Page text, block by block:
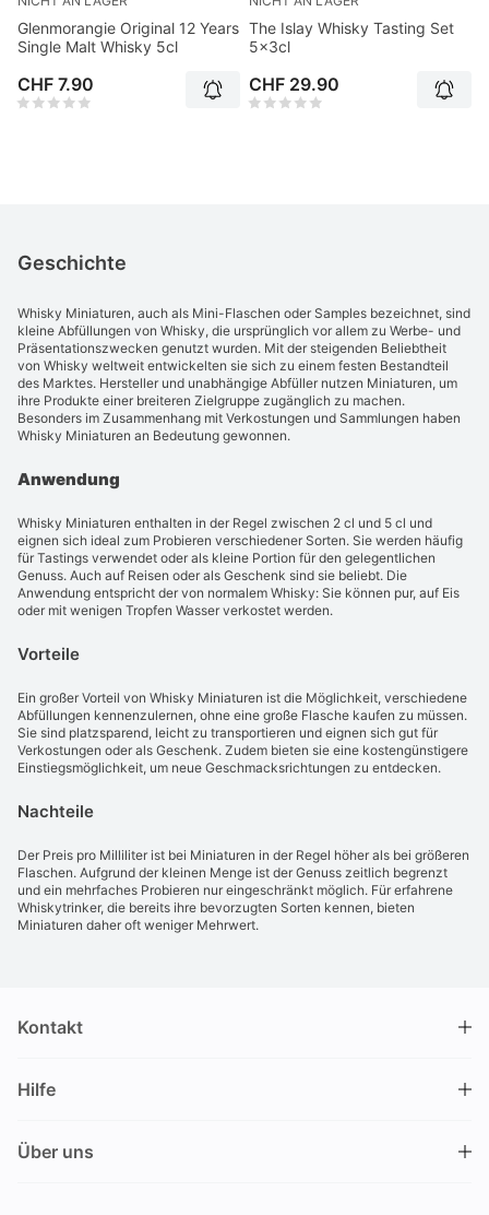
Glenmorangie Original 12 Years
Single Malt Whisky 5cl
CHF 7.90
The Islay Whisky Tasting Set
5x3cl
CHF 29.90
Geschichte
Whisky Miniaturen, auch als Mini-Flaschen oder Samples bezeichnet, sind
kleine Abfüllungen von Whisky, die ursprünglich vor allem zu Werbe- und
Präsentationszwecken genutzt wurden. Mit der steigenden Beliebtheit
von Whisky weltweit entwickelten sie sich zu einem festen Bestandteil
des Marktes. Hersteller und unabhängige Abfüller nutzen Miniaturen, um
ihre Produkte einer breiteren Zielgruppe zugänglich zu machen.
Besonders im Zusammenhang mit Verkostungen und Sammlungen haben
Whisky Miniaturen an Bedeutung gewonnen.
Anwendung
Whisky Miniaturen enthalten in der Regel zwischen 2 cl und 5 cl und
eignen sich ideal zum Probieren verschiedener Sorten. Sie werden häufig
für Tastings verwendet oder als kleine Portion für den gelegentlichen
Genuss. Auch auf Reisen oder als Geschenk sind sie beliebt. Die
Anwendung entspricht der von normalem Whisky: Sie können pur, auf Eis
oder mit wenigen Tropfen Wasser verkostet werden.
Vorteile
Ein großer Vorteil von Whisky Miniaturen ist die Möglichkeit, verschiedene
Abfüllungen kennenzulernen, ohne eine große Flasche kaufen zu müssen.
Sie sind platzsparend, leicht zu transportieren und eignen sich gut für
Verkostungen oder als Geschenk. Zudem bieten sie eine kostengünstigere
Einstiegsmöglichkeit, um neue Geschmacksrichtungen zu entdecken.
Nachteile
Der Preis pro Milliliter ist bei Miniaturen in der Regel höher als bei größeren
Flaschen. Aufgrund der kleinen Menge ist der Genuss zeitlich begrenzt
und ein mehrfaches Probieren nur eingeschränkt möglich. Für erfahrene
Whiskytrinker, die bereits ihre bevorzugten Sorten kennen, bieten
Miniaturen daher oft weniger Mehrwert.
Kontakt
Nüschelerstrasse 35
Schweiz
Hilfe
Über uns